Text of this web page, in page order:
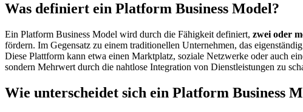
Was definiert ein Platform Business Model?
Ein Platform Business Model wird durch die Fähigkeit definiert, zwei oder
fördern. Im Gegensatz zu einem traditionellen Unternehmen, das
Diese Plattform kann etwa einen Marktplatz, soziale Netzwerke oder auch
sondern Mehrwert durch die nahtlose Integration von Dienstleistungen zu
Wie unterscheidet sich ein Platform Business